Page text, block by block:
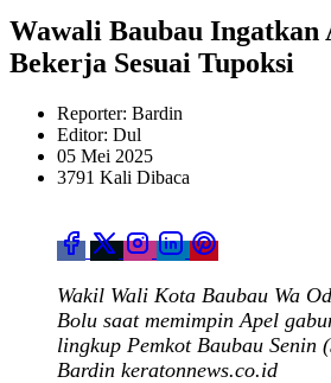
Wawali Baubau Ingatkan
Bekerja Sesuai Tupoksi
Reporter: Bardin
Editor: Dul
05 Mei 2025
3791 Kali Dibaca
Wakil Wali Kota Baubau Wa
Bolu saat memimpin Apel
lingkup Pemkot Baubau Senin
Bardin keratonnews.co.id